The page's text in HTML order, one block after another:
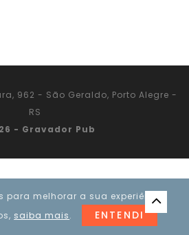
para melhorar a sua experiência
saiba mais. ENTENDI
962 - São Geraldo, Porto Alegre -
RS
- Gravador Pub